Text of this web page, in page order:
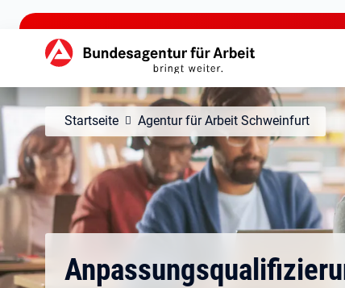
zu den Hauptinhalten springen
Hauptnavigation
Startseite Agentur für Arbeit Schweinfurt